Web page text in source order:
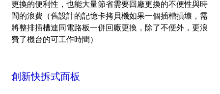
更換的便利性，也能大量節省需要回廠更換的不便性與時
間的浪費（舊設計的記憶卡拷貝機如果一個插槽損壞，需
將整排插槽連同電路板一併回廠更換，除了不便外，更浪
費了機台的可工作時間）
創新快拆式面板